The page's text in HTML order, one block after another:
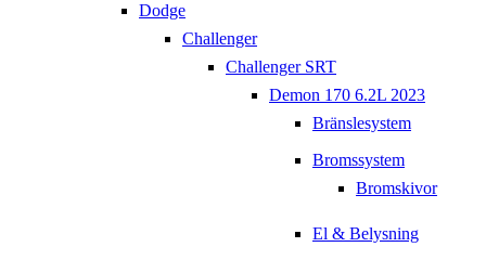
Dodge
Challenger
Challenger SRT
Demon 170 6.2L 2023
Bränslesystem
Bromssystem
Bromskivor
El & Belysning